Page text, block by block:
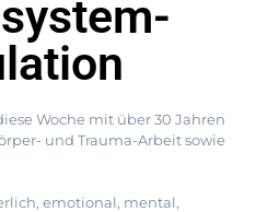
Woche mit über 30 Jahren
und Trauma-Arbeit sowie
emotional, mental,